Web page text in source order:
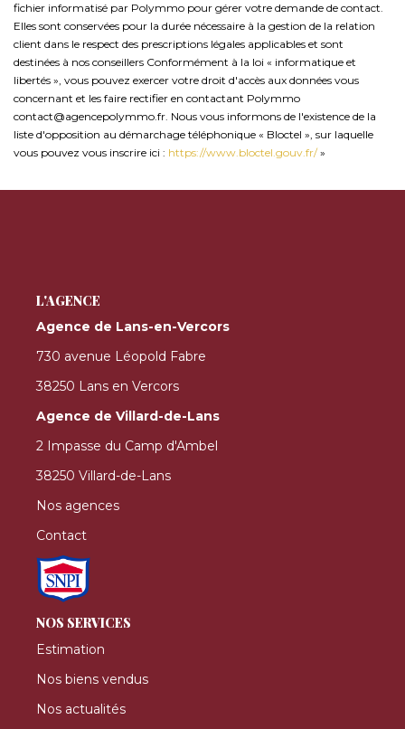
fichier informatisé par Polymmo pour gérer votre demande de contact.
Elles sont conservées pour la durée nécessaire à la gestion de la relation
client dans le respect des prescriptions légales applicables et sont
destinées à nos conseillers Conformément à la loi « informatique et
libertés », vous pouvez exercer votre droit d'accès aux données vous
concernant et les faire rectifier en contactant Polymmo
contact@agencepolymmo.fr. Nous vous informons de l'existence de la
liste d'opposition au démarchage téléphonique « Bloctel », sur laquelle
vous pouvez vous inscrire ici : https://www.bloctel.gouv.fr/»
L'AGENCE
Agence de Lans-en-Vercors
730 avenue Léopold Fabre
38250 Lans en Vercors
Agence de Villard-de-Lans
2 Impasse du Camp d'Ambel
38250 Villard-de-Lans
Nos agences
Contact
NOS SERVICES
Estimation
Nos biens vendus
Nos actualités